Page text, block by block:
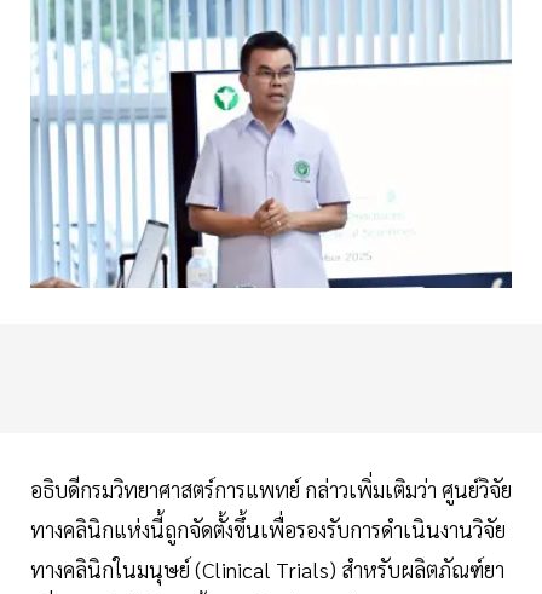
อธิบดีกรมวิทยาศาสตร์การแพทย์ กล่าวเพิ่มเติมว่า ศูนย์วิจัย
ทางคลินิกแห่งนี้ถูกจัดตั้งขึ้นเพื่อรองรับการดำเนินงานวิจัย
ทางคลินิกในมนุษย์ (Clinical Trials) สำหรับผลิตภัณฑ์ยา